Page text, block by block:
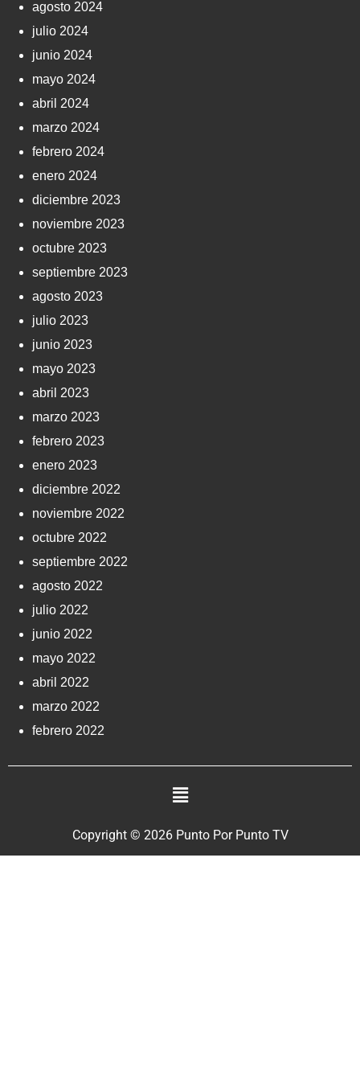
agosto 2024
julio 2024
junio 2024
mayo 2024
abril 2024
marzo 2024
febrero 2024
enero 2024
diciembre 2023
noviembre 2023
octubre 2023
septiembre 2023
agosto 2023
julio 2023
junio 2023
mayo 2023
abril 2023
marzo 2023
febrero 2023
enero 2023
diciembre 2022
noviembre 2022
octubre 2022
septiembre 2022
agosto 2022
julio 2022
junio 2022
mayo 2022
abril 2022
marzo 2022
febrero 2022
Copyright © 2026 Punto Por Punto TV